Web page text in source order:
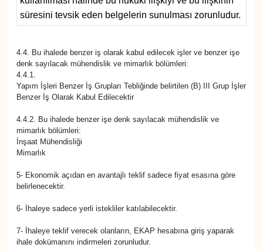
süresini tevsik eden belgelerin sunulması zorunludur.
4.4. Bu ihalede benzer iş olarak kabul edilecek işler ve benzer işe
denk sayılacak mühendislik ve mimarlık bölümleri:
4.4.1.
Yapım İşleri Benzer İş Grupları Tebliğinde belirtilen (B) III Grup İşler
Benzer İş Olarak Kabul Edilecektir
4.4.2. Bu ihalede benzer işe denk sayılacak mühendislik ve
mimarlık bölümleri:
İnşaat Mühendisliği
Mimarlık
5- Ekonomik açıdan en avantajlı teklif sadece fiyat esasına göre
belirlenecektir.
6- İhaleye sadece yerli istekliler katılabilecektir.
7- İhaleye teklif verecek olanların, EKAP hesabına giriş yaparak
ihale dokümanını indirmeleri zorunludur.